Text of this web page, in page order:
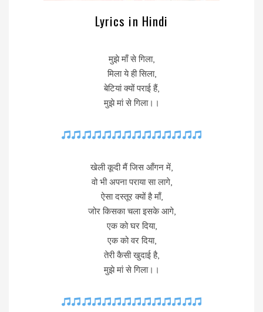
Lyrics in Hindi
मुझे माँ से गिला,
मिला ये ही सिला,
बेटियां क्यों पराई हैं,
मुझे मां से गिला।।
खेली कूदी मैं जिस आँगन में,
वो भी अपना पराया सा लागे,
ऐसा दस्तूर क्यों है माँ,
जोर किसका चला इसके आगे,
एक को घर दिया,
एक को वर दिया,
तेरी कैसी खुदाई है,
मुझे मां से गिला।।